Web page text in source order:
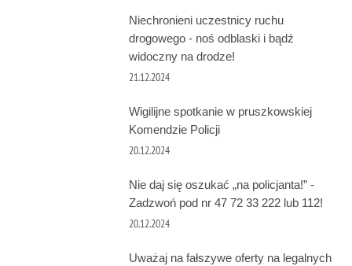
Niechronieni uczestnicy ruchu
drogowego - noś odblaski i bądź
widoczny na drodze!
21.12.2024
Wigilijne spotkanie w pruszkowskiej
Komendzie Policji
20.12.2024
Nie daj się oszukać „na policjanta!” -
Zadzwoń pod nr 47 72 33 222 lub 112!
20.12.2024
Uważaj na fałszywe oferty na legalnych